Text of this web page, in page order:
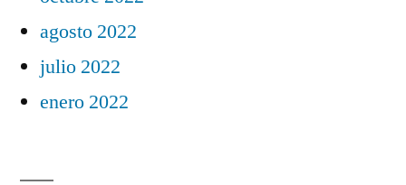
agosto 2022
julio 2022
enero 2022